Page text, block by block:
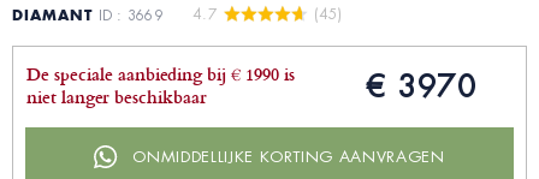
DIAMANT ID : 3669 4.7 (45)
De speciale aanbieding bij € 1990 is
niet langer beschikbaar
€ 3970
ONMIDDELLIJKE KORTING AANVRAGEN